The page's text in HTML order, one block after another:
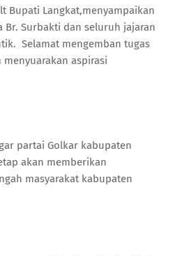
Bupati Langkat,menyampaikan
Surbakti dan seluruh jajaran
Selamat mengemban tugas
menyuarakan aspirasi
partai Golkar kabupaten
akan memberikan
masyarakat kabupaten